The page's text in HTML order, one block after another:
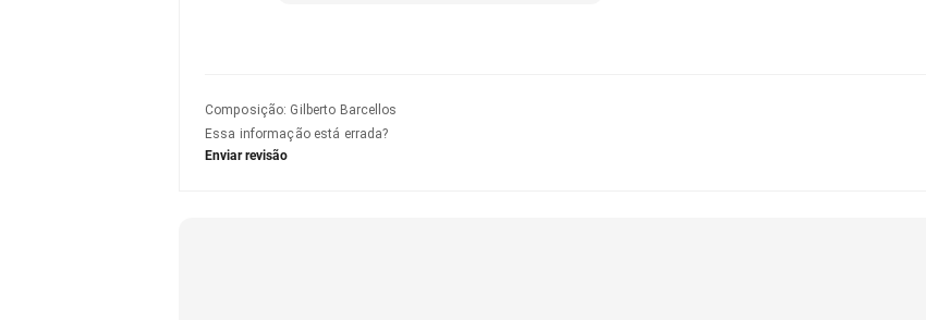
Composição: Gilberto Barcellos
Essa informação está errada?
Enviar revisão